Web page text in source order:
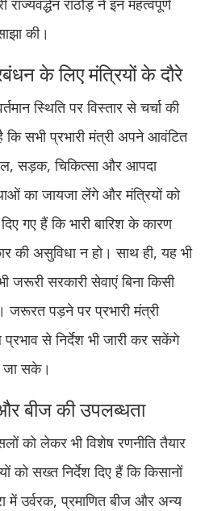
की।
के लिए मंत्रियों के दौरे
स्थिति पर विस्तार से चर्चा की
कि सभी प्रभारी मंत्री अपने आवंटित
सड़क, चिकित्सा और आपदा
का जायजा लेंगे और मंत्रियों को
गए हैं कि भारी बारिश के कारण
की असुविधा न हो। साथ ही, यह भी
जरूरी सरकारी सेवाएं बिना किसी
पड़ने पर प्रभारी मंत्री
से निर्देश भी जारी कर सकेंगे
जा सके।
बीज की उपलब्धता
को लेकर भी विशेष रणनीति तैयार
को सख्त निर्देश दिए हैं कि किसानों
में उर्वरक, प्रमाणित बीज और अन्य